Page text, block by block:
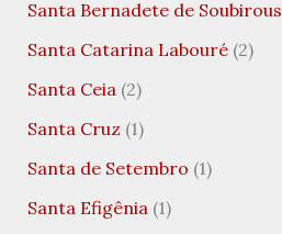
Santa Bernadete de Soubirous
Santa Catarina Labouré(2)
Santa Ceia(2)
Santa Cruz (1)
Santa de Setembro (1)
Santa Efigênia(1)